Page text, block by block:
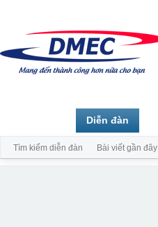
Diễn đàn
Tìm kiếm diễn đàn Bài viết gần đây